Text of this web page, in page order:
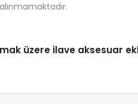
üzere ilave aksesuar